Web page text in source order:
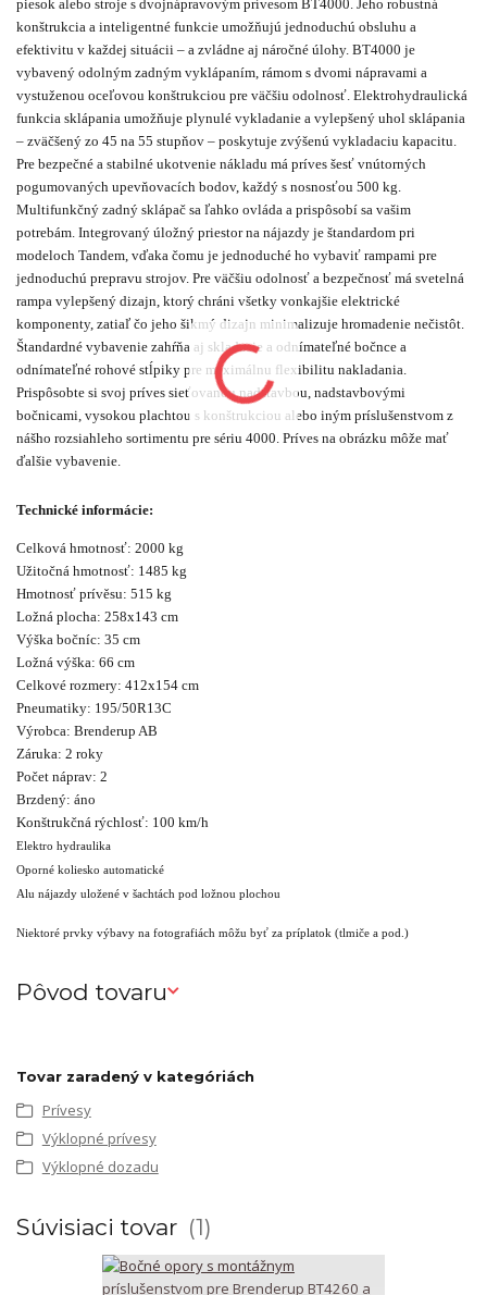
piesok alebo stroje s dvojnápravovým prívesom BT4000. Jeho robustná
konštrukcia a inteligentné funkcie umožňujú jednoduchú obsluhu a
efektivitu v každej situácii – a zvládne aj náročné úlohy. BT4000 je
vybavený odolným zadným vyklápaním, rámom s dvomi nápravami a
vystuženou oceľovou konštrukciou pre väčšiu odolnosť. Elektrohydraulická
funkcia sklápania umožňuje plynulé vykladanie a vylepšený uhol sklápania
– zväčšený zo 45 na 55 stupňov – poskytuje zvýšenú vykladaciu kapacitu.
Pre bezpečné a stabilné ukotvenie nákladu má príves šesť vnútorných
pogumovaných upevňovacích bodov, každý s nosnosťou 500 kg.
Multifunkčný zadný sklápač sa ľahko ovláda a prispôsobí sa vašim
potrebám. Integrovaný úložný priestor na nájazdy je štandardom pri
modeloch Tandem, vďaka čomu je jednoduché ho vybaviť rampami pre
jednoduchú prepravu strojov. Pre väčšiu odolnosť a bezpečnosť má svetelná
rampa vylepšený dizajn, ktorý chráni všetky vonkajšie elektrické
komponenty, zatiaľ čo jeho šikmý dizajn minimalizuje hromadenie nečistôt.
Štandardné vybavenie zahŕňa aj skladacie a odnímateľné bočnce a
odnímateľné rohové stĺpiky pre maximálnu flexibilitu nakladania.
Prispôsobte si svoj príves sieťovanou nadstavbou, nadstavbovými
bočnicami, vysokou plachtou s konštrukciou alebo iným príslušenstvom z
nášho rozsiahleho sortimentu pre sériu 4000. Príves na obrázku môže mať
ďalšie vybavenie.
Technické informácie:
Celková hmotnosť: 2000 kg
Užitočná hmotnosť: 1485 kg
Hmotnosť prívěsu: 515 kg
Ložná plocha: 258x143 cm
Výška bočníc: 35 cm
Ložná výška: 66 cm
Celkové rozmery: 412x154 cm
Pneumatiky: 195/50R13C
Výrobca: Brenderup AB
Záruka: 2 roky
Počet náprav: 2
Brzdený: áno
Konštrukčná rýchlosť: 100 km/h
Elektro hydraulika
Oporné koliesko automatické
Alu nájazdy uložené v šachtách pod ložnou plochou
Niektoré prvky výbavy na fotografiách môžu byť za príplatok (tlmiče a pod.)
Pôvod tovaru
Tovar zaradený v kategóriách
Prívesy
Výklopné prívesy
Výklopné dozadu
Súvisiaci tovar 1